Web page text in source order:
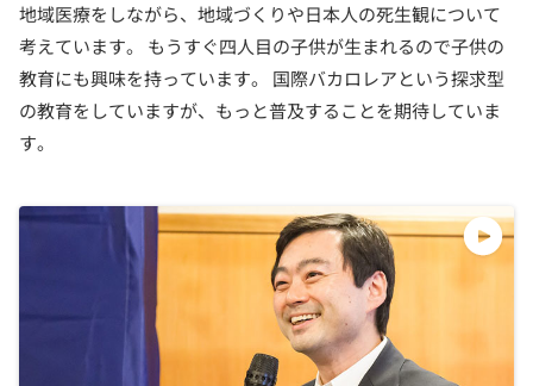
地域医療をしながら、地域づくりや日本人の死生観について
考えています。 もうすぐ四人目の子供が生まれるので子供の
教育にも興味を持っています。 国際バカロレアという探求型
の教育をしていますが、もっと普及することを期待していま
す。